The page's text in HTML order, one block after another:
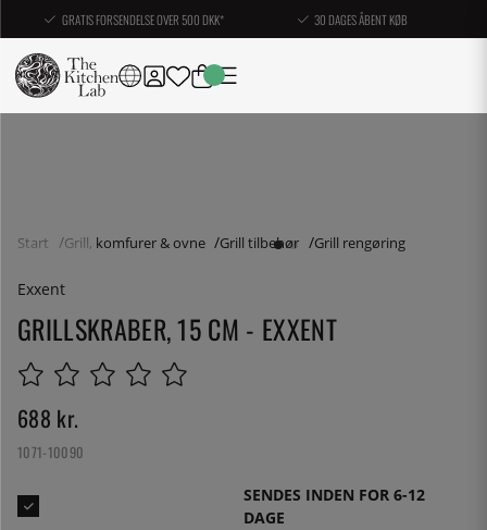
GRATIS FORSENDELSE OVER 500 DKK* 30 DAGES ÅBENT KØB
Start Grill, komfurer & ovne Grill tilbehør Grill rengøring
Exxent
GRILLSKRABER, 15 CM - EXXENT
688 kr.
1071-10090
SENDES INDEN FOR 6-12
DAGE